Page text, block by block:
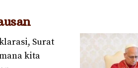
Surat
kita